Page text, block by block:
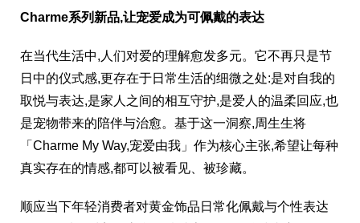
Charme系列新品,让宠爱成为可佩戴的表达
在当代生活中,人们对爱的理解愈发多元。它不再只是节
日中的仪式感,更存在于日常生活的细微之处:是对自我的
取悦与表达,是家人之间的相互守护,是爱人的温柔回应,也
是宠物带来的陪伴与治愈。基于这一洞察,周生生将
「Charme My Way,宠爱由我」作为核心主张,希望让每种
真实存在的情感,都可以被看见、被珍藏。
顺应当下年轻消费者对黄金饰品日常化佩戴与个性表达